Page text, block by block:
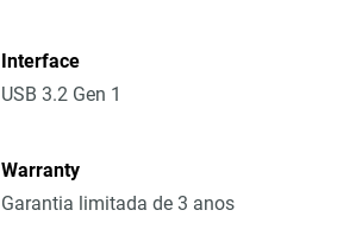
Interface
USB 3.2 Gen 1
Warranty
Garantia limitada de 3 anos